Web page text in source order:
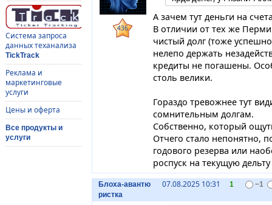
Система запроса
данных теханализа
TickTrack
Реклама и
маркетинговые
услуги
Цены и оферта
Все продукты и
услуги
436
А зачем тут деньги на
В отличии от тех же
чистый долг (тоже
нелепо держать
кредиты не погашены.
столь велики.
Гораздо тревожнее тут
сомнительным долгам.
Собственно, который
Отчего стало непонятно,
годового резерва или
роспуск на текущую
Блоха-авантю
ристка
07.08.2025 10:31 1 −1